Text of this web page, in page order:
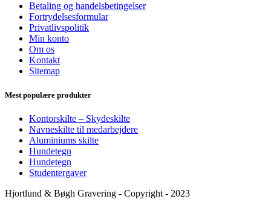
Betaling og handelsbetingelser
Fortrydelsesformular
Privatlivspolitik
Min konto
Om os
Kontakt
Sitemap
Mest populære produkter
Kontorskilte – Skydeskilte
Navneskilte til medarbejdere
Aluminiums skilte
Hundetegn
Hundetegn
Studentergaver
Hjortlund & Bøgh Gravering - Copyright - 2023